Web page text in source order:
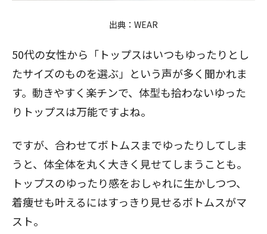
出典：WEAR
50代の女性から「トップスはいつもゆったりとし
たサイズのものを選ぶ」という声が多く聞かれま
す。動きやすく楽チンで、体型も拾わないゆった
りトップスは万能ですよね。
ですが、合わせてボトムスまでゆったりしてしま
うと、体全体を丸く大きく見せてしまうことも。
トップスのゆったり感をおしゃれに生かしつつ、
着痩せも叶えるにはすっきり見せるボトムスがマ
スト。
閉じる